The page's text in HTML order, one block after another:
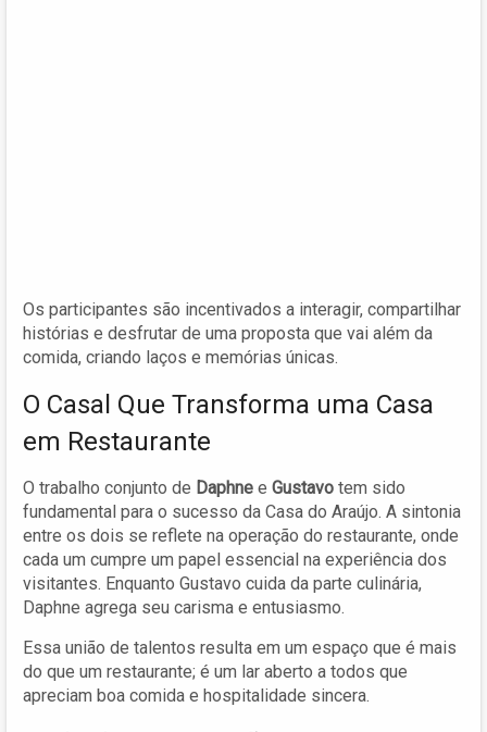
Os participantes são incentivados a interagir, compartilhar
histórias e desfrutar de uma proposta que vai além da
comida, criando laços e memórias únicas.
O Casal Que Transforma uma Casa
em Restaurante
O trabalho conjunto de Daphne e Gustavo tem sido
fundamental para o sucesso da Casa do Araújo. A sintonia
entre os dois se reflete na operação do restaurante, onde
cada um cumpre um papel essencial na experiência dos
visitantes. Enquanto Gustavo cuida da parte culinária,
Daphne agrega seu carisma e entusiasmo.
Essa união de talentos resulta em um espaço que é mais
do que um restaurante; é um lar aberto a todos que
apreciam boa comida e hospitalidade sincera.